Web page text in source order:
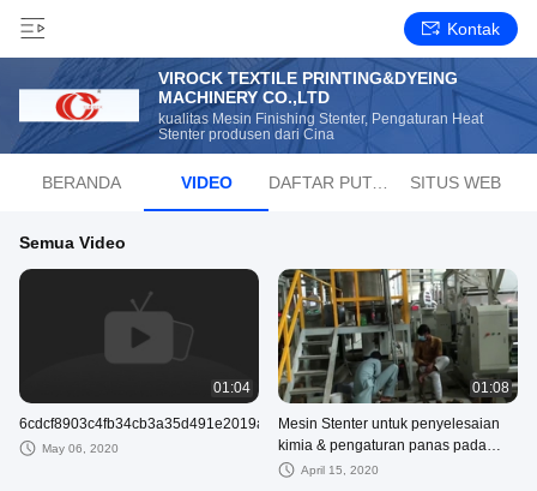
Kontak
VIROCK TEXTILE PRINTING&DYEING
MACHINERY CO.,LTD
kualitas Mesin Finishing Stenter, Pengaturan Heat
Stenter produsen dari Cina
BERANDA VIDEO DAFTAR PUTAR SITUS WEB
Semua Video
01:04
6cdcf8903c4fb34cb3a35d491e2019a0.mp4
May 06, 2020
01:08
Mesin Stenter untuk penyelesaian
kimia & pengaturan panas pada
kain kasa nyamuk
April 15, 2020